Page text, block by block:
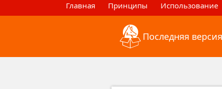
Главная Принципы Использование
Назад к последнимПоследняя